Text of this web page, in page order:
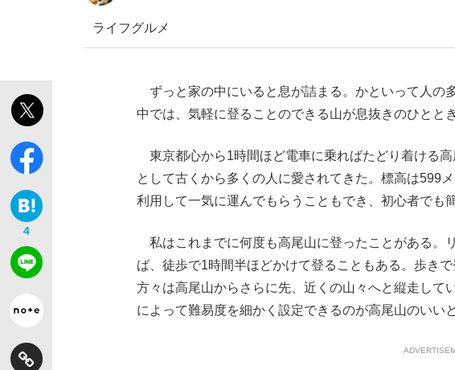
「目標達成できなかったからと言って…」サッカー日本代表・
the Style
ライフグルメ
4
ずっと家の中にいると息が詰まる。かといって人の
中では、気軽に登ることのできる山が息抜きのひとと
東京都心から1時間ほど電車に乗ればたどり着ける
として古くから多くの人に愛されてきた。標高は599
利用して一気に運んでもらうこともでき、初心者でも
私はこれまでに何度も高尾山に登ったことがある。
ば、徒歩で1時間半ほどかけて登ることもある。歩き
方々は高尾山からさらに先、近くの山々へと縦走して
によって難易度を細かく設定できるのが高尾山のいい